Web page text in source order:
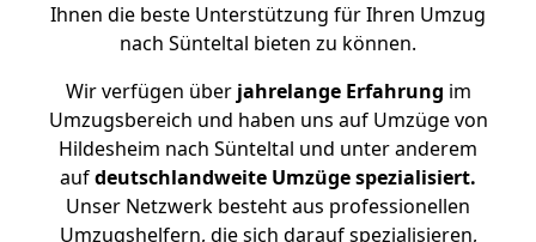
Ihnen die beste Unterstützung für Ihren Umzug
nach Sünteltal bieten zu können.
Wir verfügen überjahrelange Erfahrung im
Umzugsbereich und haben uns auf Umzüge von
Hildesheim nach Sünteltal und unter anderem
aufdeutschlandweite Umzüge spezialisiert.
Unser Netzwerk besteht aus professionellen
Umzugshelfern, die sich darauf spezialisieren,